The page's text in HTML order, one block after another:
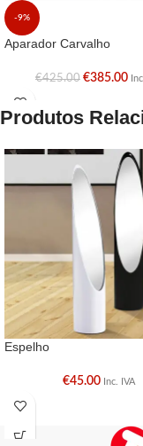
-9%
Aparador Carvalho
€425.00 €385.00
Produtos
Espelho
€45.00 Inc. IVA